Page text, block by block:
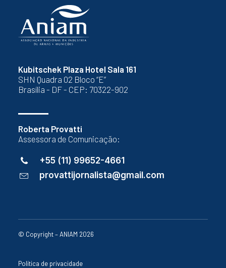
Kubitschek Plaza Hotel Sala 161
SHN Quadra 02 Bloco “E”
Brasília - DF - CEP: 70322-902
Roberta Provatti
Assessora de Comunicação:
+55 (11) 99652-4661
provattijornalista@gmail.com
© Copyright – ANIAM 2026
Política de privacidade